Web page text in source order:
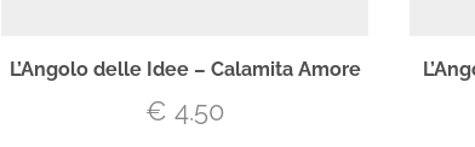
L’Angolo delle Idee – Calamita Amore
€ 4.50